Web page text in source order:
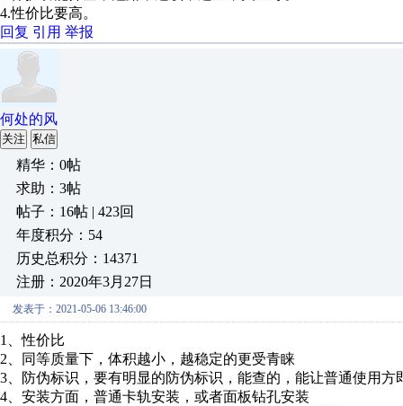
4.性价比要高。
回复 引用 举报
何处的风
关注 私信
精华：0帖
求助：3帖
帖子：16帖 | 423回
年度积分：54
历史总积分：14371
注册：2020年3月27日
发表于：2021-05-06 13:46:00
1、性价比
2、同等质量下，体积越小，越稳定的更受青睐
3、防伪标识，要有明显的防伪标识，能查的，能让普通使用方
4、安装方面，普通卡轨安装，或者面板钻孔安装